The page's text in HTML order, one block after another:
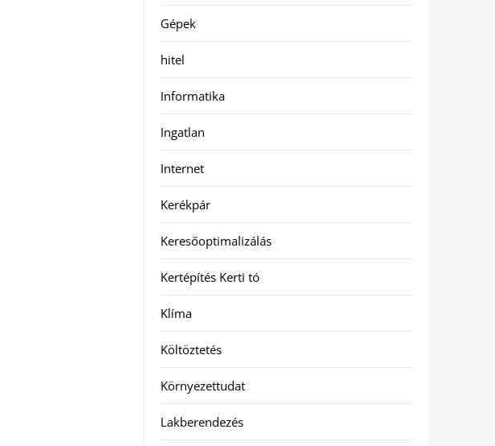
Gépek
hitel
Informatika
Ingatlan
Internet
Kerékpár
Keresőoptimalizálás
Kertépítés Kerti tó
Klíma
Költöztetés
Környezettudat
Lakberendezés